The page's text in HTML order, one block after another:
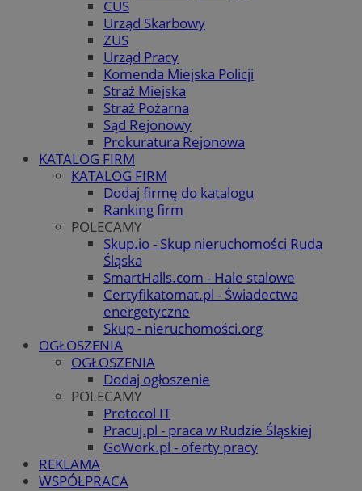
CUS
Urząd Skarbowy
ZUS
Urząd Pracy
Komenda Miejska Policji
Straż Miejska
Straż Pożarna
Sąd Rejonowy
Prokuratura Rejonowa
KATALOG FIRM
KATALOG FIRM
Dodaj firmę do katalogu
Ranking firm
POLECAMY
Skup.io - Skup nieruchomości Ruda
Śląska
SmartHalls.com - Hale stalowe
Certyfikatomat.pl - Świadectwa
energetyczne
Skup - nieruchomości.org
OGŁOSZENIA
OGŁOSZENIA
Dodaj ogłoszenie
POLECAMY
Protocol IT
Pracuj.pl - praca w Rudzie Śląskiej
GoWork.pl - oferty pracy
REKLAMA
WSPÓŁPRACA